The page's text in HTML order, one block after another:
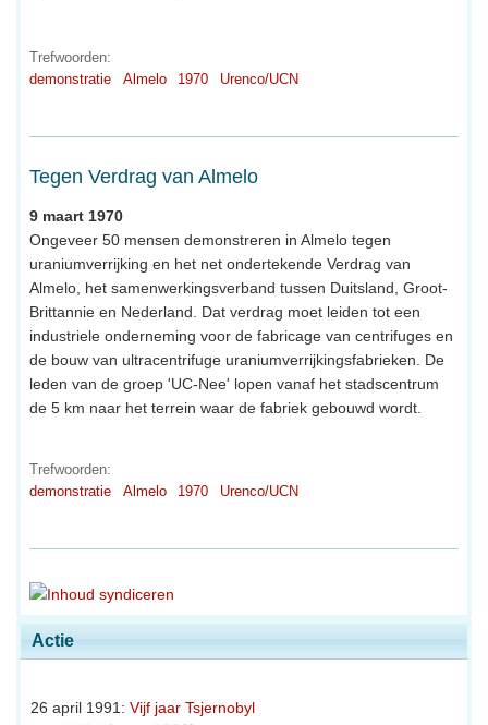
Actie
26 april 1991: Vijf jaar Tsjernobyl
Trefwoorden:
demonstratie
Almelo 1970 Urenco/UCN
Tegen Verdrag van Almelo
9 maart 1970
Ongeveer 50 mensen demonstreren in Almelo tegen
uraniumverrijking en het net ondertekende Verdrag van
Almelo, het samenwerkingsverband tussen Duitsland, Groot-
Brittannie en Nederland. Dat verdrag moet leiden tot een
industriele onderneming voor de fabricage van centrifuges en
de bouw van ultracentrifuge uraniumverrijkingsfabrieken. De
leden van de groep 'UC-Nee' lopen vanaf het stadscentrum
de 5 km naar het terrein waar de fabriek gebouwd wordt.
Trefwoorden:
demonstratie
Almelo 1970 Urenco/UCN